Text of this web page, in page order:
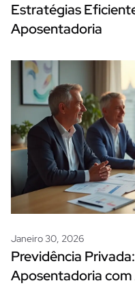
Estratégias
Aposentadoria
Janeiro 30, 2026
Previdência
Aposentadoria